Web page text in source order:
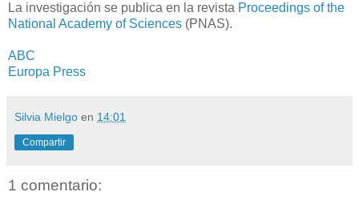
La investigación se publica en la revista Proceedings of the
National Academy of Sciences (PNAS).
ABC
Europa Press
Silvia Mielgo en 14:01
Compartir
1 comentario: